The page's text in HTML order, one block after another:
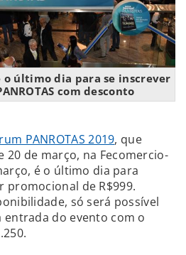
o último dia para se inscrever
com desconto
PANROTAS 2019, que
20 de março, na Fecomercio-
é o último dia para
promocional de R$999.
só será possível
do evento com o